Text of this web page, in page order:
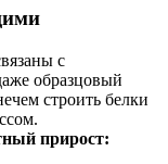
с
образцовый
строить белки
прирост: